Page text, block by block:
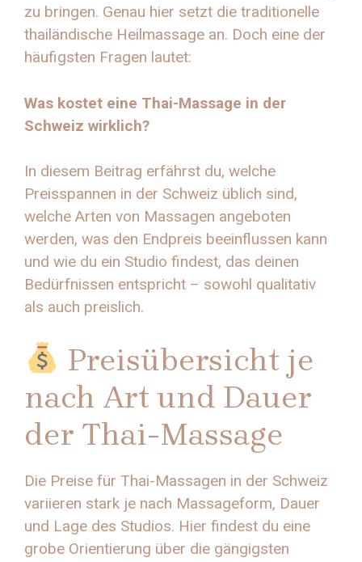
zu bringen. Genau hier setzt die traditionelle
thailändische Heilmassage an. Doch eine der
häufigsten Fragen lautet:
Was kostet eine Thai-Massage in der
Schweiz wirklich?
In diesem Beitrag erfährst du, welche
Preisspannen in der Schweiz üblich sind,
welche Arten von Massagen angeboten
werden, was den Endpreis beeinflussen kann
und wie du ein Studio findest, das deinen
Bedürfnissen entspricht – sowohl qualitativ
als auch preislich.
Preisübersicht je
nach Art und Dauer
der Thai-Massage
Die Preise für Thai-Massagen in der Schweiz
variieren stark je nach Massageform, Dauer
und Lage des Studios. Hier findest du eine
grobe Orientierung über die gängigsten